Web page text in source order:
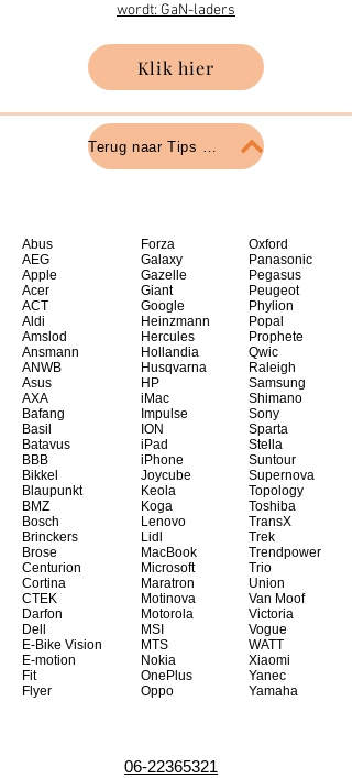
wordt: GaN-laders
Klik hier
Abus
AEG
Apple
Acer
ACT
Aldi
Amslod
Ansmann
ANWB
Asus
AXA
Bafang
Basil
Batavus
BBB
Bikkel
Blaupunkt
BMZ
Bosch
Brinckers
Brose
Centurion
Cortina
CTEK
Darfon
Dell
E-Bike Vision
E-motion
Fit
Flyer
Forza
Galaxy
Gazelle
Giant
Google
Heinzmann
Hercules
Hollandia
Husqvarna
HP
iMac
Impulse
ION
iPad
iPhone
Joycube
Keola
Koga
Lenovo
Lidl
MacBook
Microsoft
Maratron
Motinova
Motorola
MSI
MTS
Nokia
OnePlus
Oppo
Oxford
Panasonic
Pegasus
Peugeot
Phylion
Popal
Prophete
Qwic
Raleigh
Samsung
Shimano
Sony
Sparta
Stella
Suntour
Supernova
Topology
Toshiba
TransX
Trek
Trendpower
Trio
Union
Van Moof
Victoria
Vogue
WATT
Xiaomi
Yanec
Yamaha
06-22365321